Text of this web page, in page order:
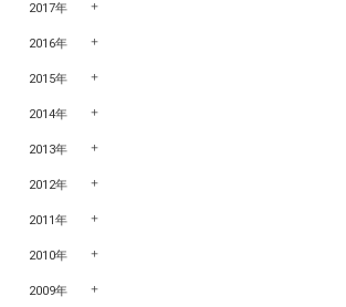
2017年
2016年
2015年
2014年
2013年
2012年
2011年
2010年
2009年